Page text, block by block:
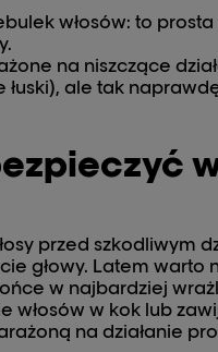
włosów: to
na niszczące
łuski), ale tak
przed szkodliwym
głowy. Latem warto
w najbardziej
włosów w kok lub
na działanie